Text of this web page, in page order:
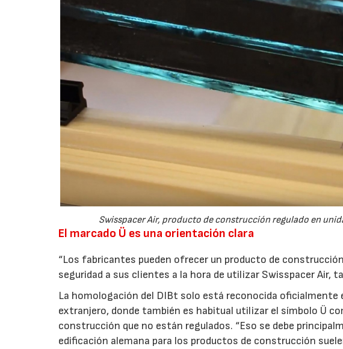
Swisspacer Air, producto de construcción regulado en
El marcado Ü es una orientación clara
“Los fabricantes pueden ofrecer un producto de
seguridad a sus clientes a la hora de utilizar Swisspacer Air,
La homologación del DIBt solo está reconocida oficialmente
extranjero, donde también es habitual utilizar el símbolo Ü
construcción que no están regulados. “Eso se debe
edificación alemana para los productos de construcción